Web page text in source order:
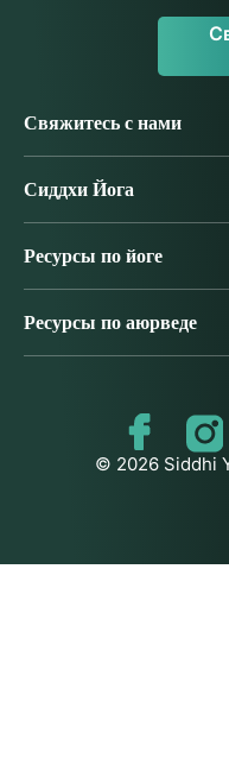
Свяжитесь с нами
Сиддхи Йога
Ресурсы по йоге
Ресурсы по аюрведе
© 2026 Siddhi